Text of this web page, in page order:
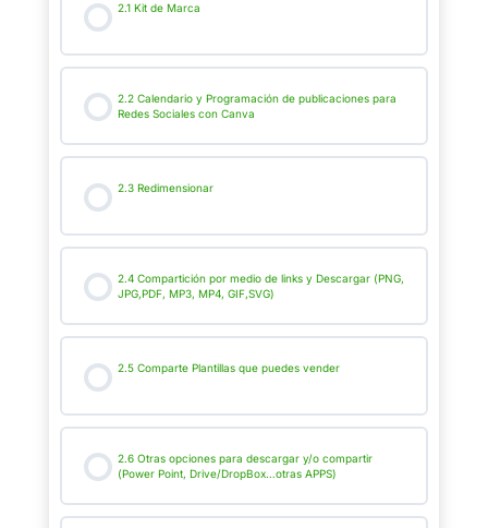
2.1 Kit de Marca
2.2 Calendario y Programación de publicaciones para
Redes Sociales con Canva
2.3 Redimensionar
2.4 Compartición por medio de links y Descargar (PNG,
JPG,PDF, MP3, MP4, GIF,SVG)
2.5 Comparte Plantillas que puedes vender
2.6 Otras opciones para descargar y/o compartir
(Power Point, Drive/DropBox…otras APPS)